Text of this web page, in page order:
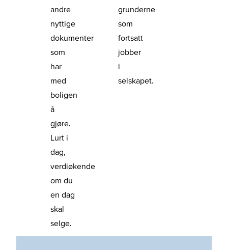
andre
nyttige
dokumenter
som
har
med
boligen
å
gjøre.
Lurt i
dag,
verdiøkende
om du
en dag
skal
selge.
grunderne
som
fortsatt
jobber
i
selskapet.